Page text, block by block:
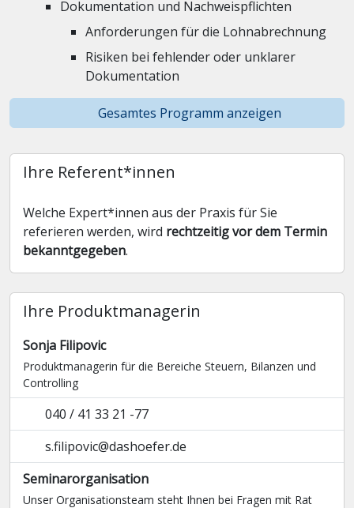
Dokumentation und Nachweispflichten
Anforderungen für die Lohnabrechnung
Risiken bei fehlender oder unklarer
Dokumentation
Gesamtes Programm anzeigen
Ihre Referent*innen
Welche Expert*innen aus der Praxis für Sie
referieren werden, wird rechtzeitig vor dem Termin
bekanntgegeben.
Ihre Produktmanagerin
Sonja Filipovic
Produktmanagerin für die Bereiche Steuern, Bilanzen und
Controlling
040 / 41 33 21 -77
s.filipovic@dashoefer.de
Seminarorganisation
Unser Organisationsteam steht Ihnen bei Fragen mit Rat